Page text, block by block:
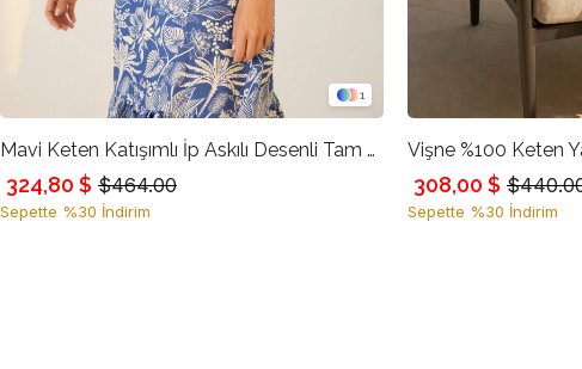
1
Mavi Keten Katışımlı İp Askılı Desenli Tam Kalıp Elbise
$464.00
324,80 $
Sepette %30 İndirim
308,00 $
Sepette %30 İndirim